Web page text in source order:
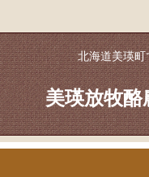
北海道美瑛
美瑛放牧